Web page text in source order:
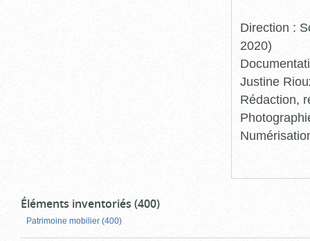
Direction :
2020)
Justine
Rédaction,
Éléments inventoriés (400)
Patrimoine mobilier (400)